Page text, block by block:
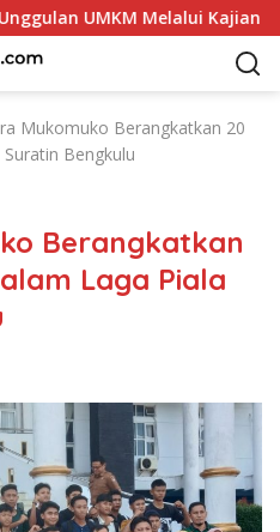
UMKM Melalui Kajian Bank
Mukomuko Berangkatkan 20
Bengkulu
Berangkatkan
Laga Piala